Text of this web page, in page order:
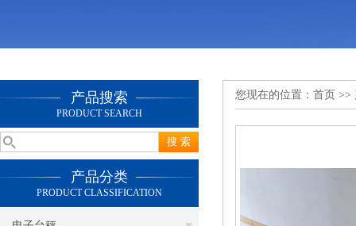
产品搜索
PRODUCT SEARCH
产品分类
PRODUCT CLASSIFICATION
您现在的位置： 首页 >>